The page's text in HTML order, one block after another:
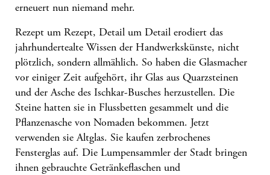
erneuert nun niemand mehr.
Rezept um Rezept, Detail um Detail erodiert das
jahrhundertealte Wissen der Handwerkskünste, nicht
plötzlich, sondern allmählich. So haben die Glasmacher
vor einiger Zeit aufgehört, ihr Glas aus Quarzsteinen
und der Asche des Ischkar-Busches herzustellen. Die
Steine hatten sie in Flussbetten gesammelt und die
Pflanzenasche von Nomaden bekommen. Jetzt
verwenden sie Altglas. Sie kaufen zerbrochenes
Fensterglas auf. Die Lumpensammler der Stadt bringen
ihnen gebrauchte Getränkeflaschen und